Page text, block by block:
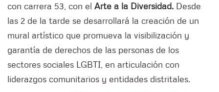
con carrera 53, con el Arte a la Diversidad. Desde
las 2 de la tarde se desarrollará la creación de un
mural artístico que promueva la visibilización y
garantía de derechos de las personas de los
sectores sociales LGBTI, en articulación con
liderazgos comunitarios y entidades distritales.